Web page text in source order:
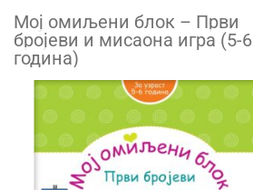
Mој омиљени блок – Први
бројеви и мисаона игра (5-6
годинa)